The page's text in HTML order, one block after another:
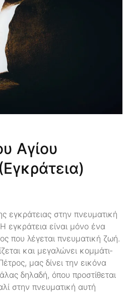
Αγίου
εγκράτειας στην πνευματική
εγκράτεια είναι μόνο ένα
που λέγεται πνευματική ζωή.
και μεγαλώνει κομμάτι-
μας δίνει την εικόνα
δηλαδή, όπου προστίθεται
στην πνευματική αυτή